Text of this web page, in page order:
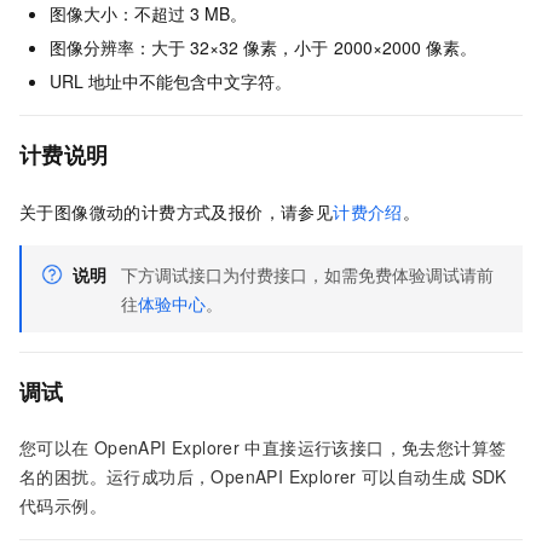
图像大小：不超过 3 MB。
图像分辨率：大于 32×32 像素，小于 2000×2000 像素。
URL 地址中不能包含中文字符。
计费说明
关于图像微动的计费方式及报价，请参见计费介绍 。
说明 下方调试接口为付费接口，如需免费体验调试请前
往体验中心。
调试
您可以在 OpenAPI Explorer 中直接运行该接口，免去您计算签
名的困扰。运行成功后，OpenAPI Explorer 可以自动生成 SDK
代码示例。